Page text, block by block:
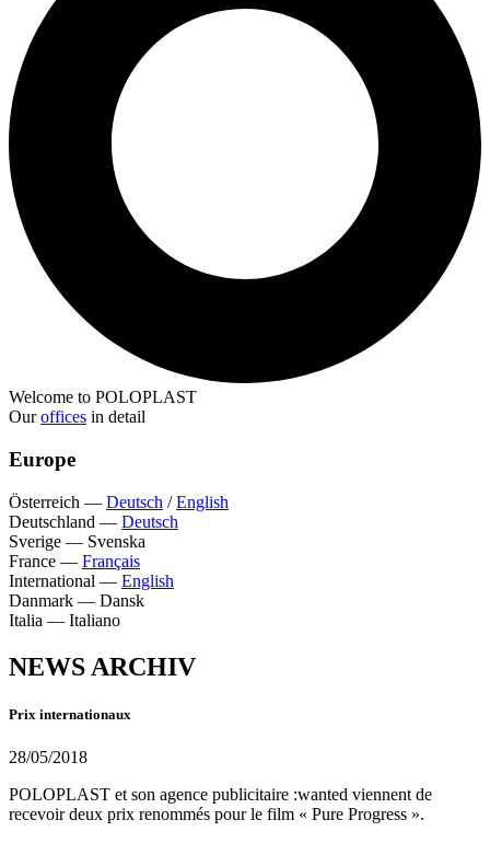
Welcome to POLOPLAST
Ouroffices in detail
Europe
Österreich — Deutsch /English
Deutschland — Deutsch
Sverige — Svenska
France — Français
International — English
Danmark — Dansk
Italia — Italiano
NEWS ARCHIV
Prix internationaux
28/05/2018
POLOPLAST et son agence publicitaire :wanted viennent de
recevoir deux prix renommés pour le film « Pure Progress ».